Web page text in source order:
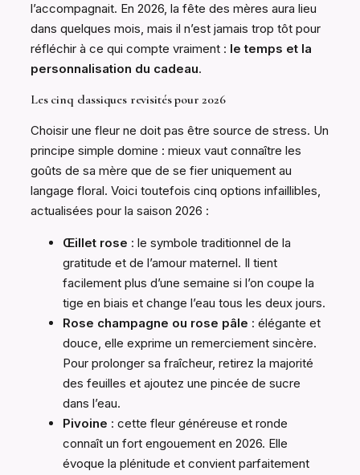
l’accompagnait. En 2026, la fête des mères aura lieu
dans quelques mois, mais il n’est jamais trop tôt pour
réfléchir à ce qui compte vraiment : le temps et la
personnalisation du cadeau.
Les cinq classiques revisités pour 2026
Choisir une fleur ne doit pas être source de stress. Un
principe simple domine : mieux vaut connaître les
goûts de sa mère que de se fier uniquement au
langage floral. Voici toutefois cinq options infaillibles,
actualisées pour la saison 2026 :
Œillet rose : le symbole traditionnel de la
gratitude et de l’amour maternel. Il tient
facilement plus d’une semaine si l’on coupe la
tige en biais et change l’eau tous les deux jours.
Rose champagne ou rose pâle : élégante et
douce, elle exprime un remerciement sincère.
Pour prolonger sa fraîcheur, retirez la majorité
des feuilles et ajoutez une pincée de sucre
dans l’eau.
Pivoine : cette fleur généreuse et ronde
connaît un fort engouement en 2026. Elle
évoque la plénitude et convient parfaitement